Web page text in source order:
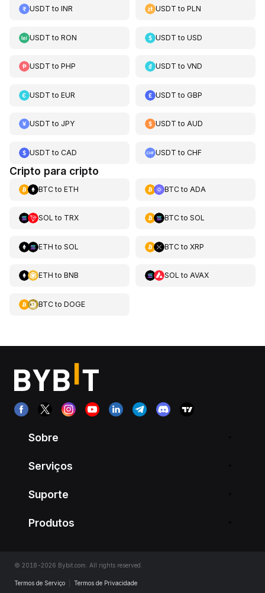
USDT to INR USDT toPLN
USDT to RON USDT toUSD
USDT to PHP USDT toVND
USDT to EUR USDT toGBP
USDT to JPY USDT toAUD
USDT to CAD USDT toCHF
Cripto para cripto
BTCto ETH BTCto ADA
SOL to TRX BTCto SOL
ETH to SOL BTCto XRP
ETH to BNB SOL to AVAX
BTCto DOGE
Sobre
Serviços
Suporte
Produtos
© 2018-2026 Bybit.com. All rights reserved.
Termos de Serviço Termos de Privacidade